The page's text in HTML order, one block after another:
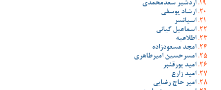
اردشیر سعدمحمدی
ارشاد یوسفی
اسپانسر
اسماعیل کیانی
اطلاعیه
امجد مسعودزاده
امسرحسین امیرطاهری
امید پورقنبر
امید زارع
امیر حاج رضایی